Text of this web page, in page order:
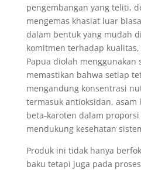
pengembangan yang teliti,
mengemas khasiat luar
dalam bentuk yang mudah
komitmen terhadap kualitas,
Papua diolah
memastikan bahwa setiap
mengandung konsentrasi
termasuk antioksidan, asam
beta-karoten dalam
mendukung kesehatan
Produk ini tidak hanya
baku tetapi juga pada